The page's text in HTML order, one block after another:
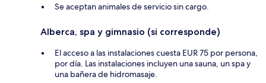
Se aceptan animales de servicio sin cargo.
Alberca, spa y gimnasio (si corresponde)
El acceso a las instalaciones cuesta EUR 75 por persona,
por día. Las instalaciones incluyen una sauna, un spa y
una bañera de hidromasaje.